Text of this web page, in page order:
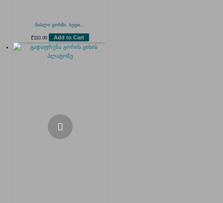
ნისლი გორში, ხედი...
₾110.00 Add to Cart